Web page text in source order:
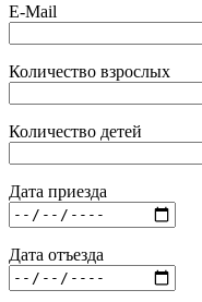
E-Mail
Количество взрослых
Количество детей
Дата приезда
Дата отъезда